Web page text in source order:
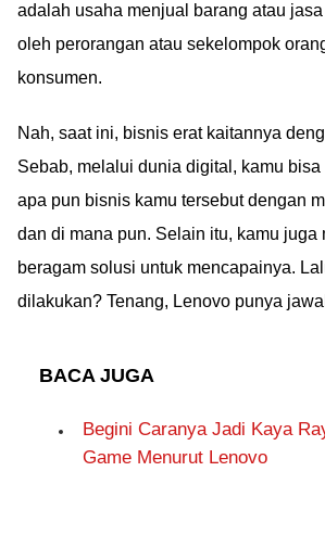
adalah usaha menjual barang atau
oleh perorangan atau sekelompok
konsumen.
Nah, saat ini, bisnis erat kaitannya
Sebab, melalui dunia digital, kamu
apa pun bisnis kamu tersebut dengan
dan di mana pun. Selain itu, kamu juga
beragam solusi untuk mencapainya.
dilakukan? Tenang, Lenovo punya
BACA JUGA
Begini Caranya Jadi Kaya
Game Menurut Lenovo